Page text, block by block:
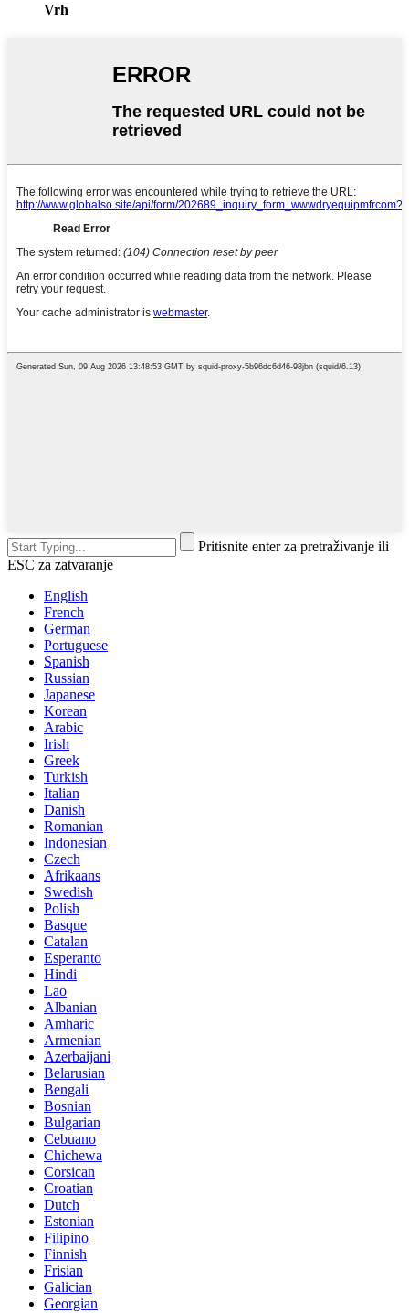
Vrh
Pritisnite enter za pretraživanje ili
ESC za zatvaranje
English
French
German
Portuguese
Spanish
Russian
Japanese
Korean
Arabic
Irish
Greek
Turkish
Italian
Danish
Romanian
Indonesian
Czech
Afrikaans
Swedish
Polish
Basque
Catalan
Esperanto
Hindi
Lao
Albanian
Amharic
Armenian
Azerbaijani
Belarusian
Bengali
Bosnian
Bulgarian
Cebuano
Chichewa
Corsican
Croatian
Dutch
Estonian
Filipino
Finnish
Frisian
Galician
Georgian